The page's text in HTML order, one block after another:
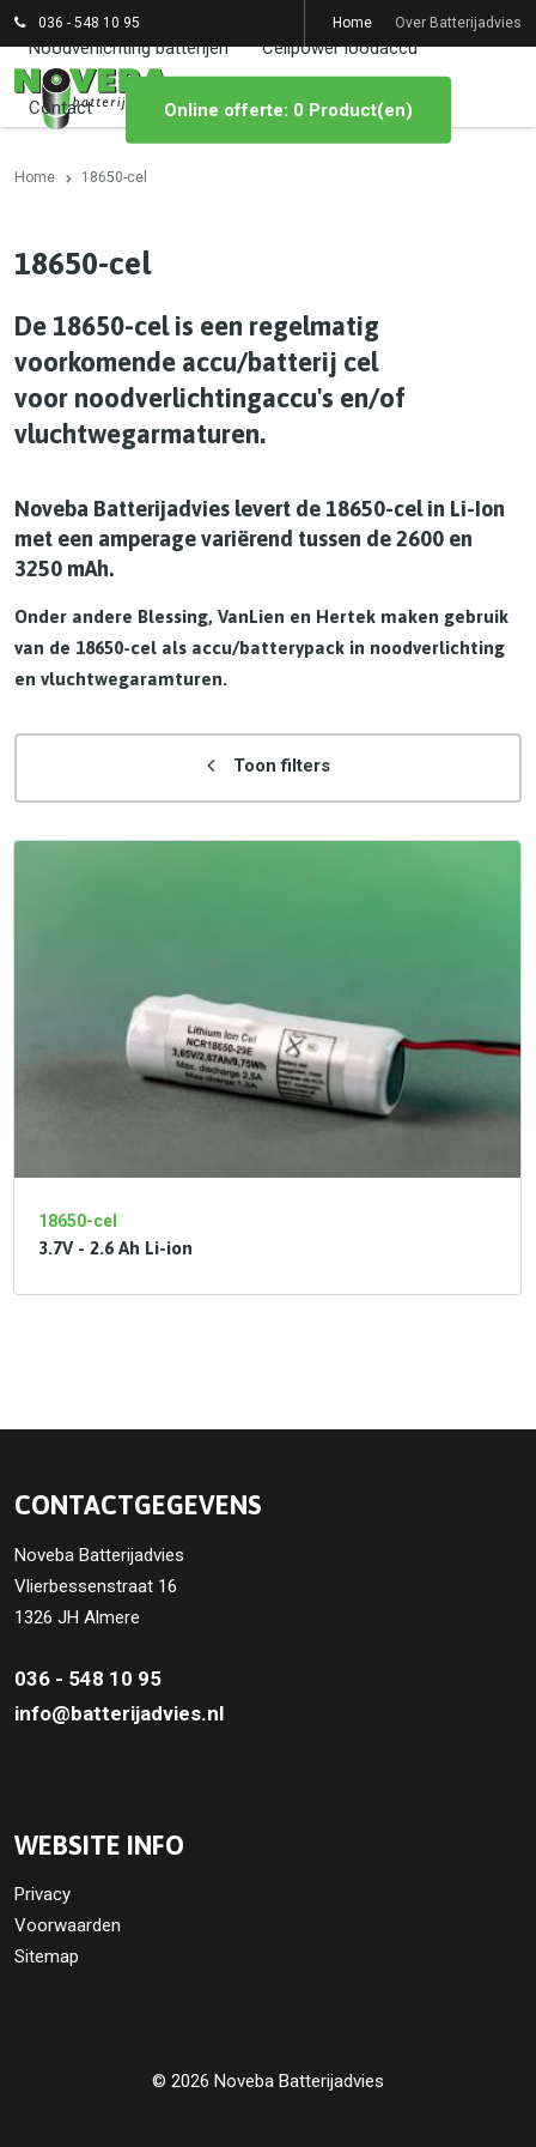
036 - 548 10 95 Home Over Batterijadvies
Noodverlichting batterijen Cellpower loodaccu
Contact Online offerte: 0 Product(en)
Home 18650-cel
18650-cel
De 18650-cel is een regelmatig
voorkomende accu/batterij cel
voor noodverlichtingaccu's en/of
vluchtwegarmaturen.
Noveba Batterijadvies levert de 18650-cel in Li-Ion
met een amperage variërend tussen de 2600 en
3250 mAh.
Onder andere Blessing, VanLien en Hertek maken gebruik
van de 18650-cel als accu/batterypack in noodverlichting
en vluchtwegaramturen.
Toon filters
18650-cel
3.7V - 2.6 Ah Li-ion
CONTACTGEGEVENS
Noveba Batterijadvies
Vlierbessenstraat 16
1326 JH Almere
036 - 548 10 95
info@batterijadvies.nl
WEBSITE INFO
Privacy
Voorwaarden
Sitemap
© 2026 Noveba Batterijadvies